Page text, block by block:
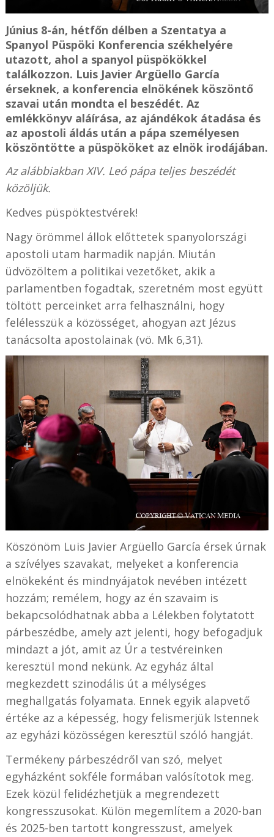
Június 8-án, hétfőn délben a Szentatya a
Spanyol Püspöki Konferencia székhelyére
utazott, ahol a spanyol püspökökkel
találkozzon. Luis Javier Argüello García
érseknek, a konferencia elnökének köszöntő
szavai után mondta el beszédét. Az
emlékkönyv aláírása, az ajándékok átadása és
az apostoli áldás után a pápa személyesen
köszöntötte a püspököket az elnök irodájában.
Az alábbiakban XIV. Leó pápa teljes beszédét
közöljük.
Kedves püspöktestvérek!
Nagy örömmel állok előttetek spanyolországi
apostoli utam harmadik napján. Miután
üdvözöltem a politikai vezetőket, akik a
parlamentben fogadtak, szeretném most együtt
töltött perceinket arra felhasználni, hogy
felélesszük a közösséget, ahogyan azt Jézus
tanácsolta apostolainak (vö. Mk 6,31).
Köszönöm Luis Javier Argüello García érsek úrnak
a szívélyes szavakat, melyeket a konferencia
elnökeként és mindnyájatok nevében intézett
hozzám; remélem, hogy az én szavaim is
bekapcsolódhatnak abba a Lélekben folytatott
párbeszédbe, amely azt jelenti, hogy befogadjuk
mindazt a jót, amit az Úr a testvéreinken
keresztül mond nekünk. Az egyház által
megkezdett szinodális út a mélységes
meghallgatás folyamata. Ennek egyik alapvető
értéke az a képesség, hogy felismerjük Istennek
az egyházi közösségen keresztül szóló hangját.
Termékeny párbeszédről van szó, melyet
egyházként sokféle formában valósítotok meg.
Ezek közül felidézhetjük a megrendezett
kongresszusokat. Külön megemlítem a 2020-ban
és 2025-ben tartott kongresszust, amelyek